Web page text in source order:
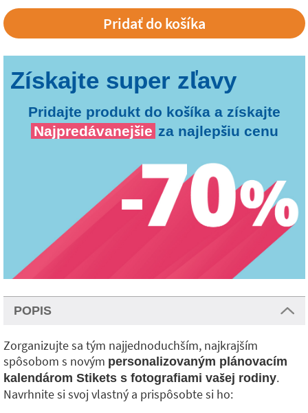
Pridajte produkt do košíka a získajte
Najpredávanejšie za najlepšiu cenu
POPIS
Zorganizujte sa tým najjednoduchším, najkrajším
spôsobom s novým personalizovaným plánovacím
kalendárom Stikets s fotografiami vašej rodiny.
Navrhnite si svoj vlastný a prispôsobte si ho: